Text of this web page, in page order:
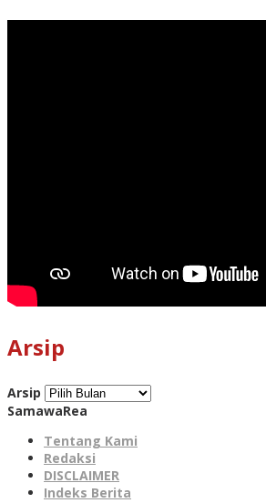
Arsip
Arsip
SamawaRea
Tentang Kami
Redaksi
DISCLAIMER
Indeks Berita